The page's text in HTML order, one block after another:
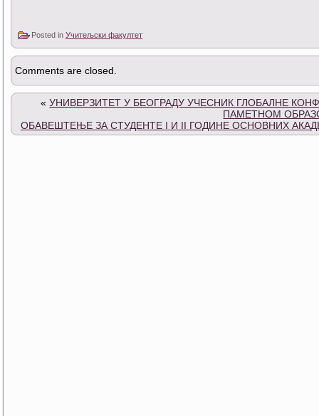
Posted in Учитељски факултет
Comments are closed.
«УНИВЕРЗИТЕТ У БЕОГРАДУ УЧЕСНИК ГЛОБАЛНЕ
ПАМЕТНОМ
ОБАВЕШТЕЊЕ ЗА СТУДЕНТЕ I И II ГОДИНЕ ОСНОВНИХ